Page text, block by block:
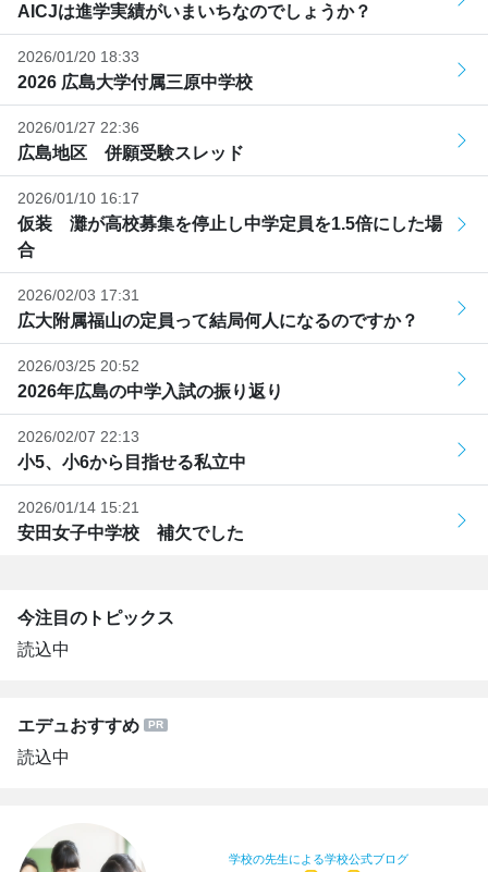
AICJは進学実績がいまいちなのでしょうか？
2026/01/20 18:33
2026 広島大学付属三原中学校
2026/01/27 22:36
広島地区 併願受験スレッド
2026/01/10 16:17
仮装 灘が高校募集を停止し中学定員を1.5倍にした場
合
2026/02/03 17:31
広大附属福山の定員って結局何人になるのですか？
2026/03/25 20:52
2026年広島の中学入試の振り返り
2026/02/07 22:13
小5、小6から目指せる私立中
2026/01/14 15:21
安田女子中学校 補欠でした
今注目のトピックス
読込中
エデュおすすめ
読込中
学校の先生による学校公式ブログ